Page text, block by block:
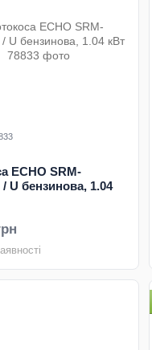
ECHO SRM-
/ U бензинова, 1.04